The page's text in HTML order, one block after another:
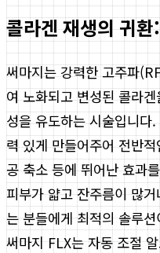
콜라겐 재생의 귀
써마지는 강력한 고주파
여 노화되고 변성된 콜라
성을 유도하는 시술입니
력 있게 만들어주어 전반
공 축소 등에 뛰어난 효과
피부가 얇고 잔주름이 많
는 분들에게 최적의 솔루
써마지 FLX는 자동 조절